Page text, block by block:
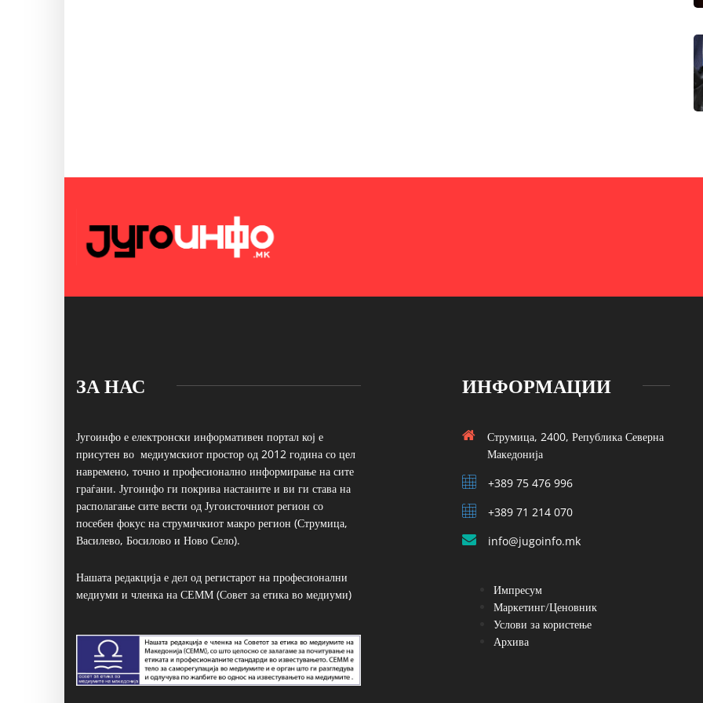
ЗА НАС
Југоинфо е електронски информативен портал кој е
присутен во медиумскиот простор од 2012 година со цел
навремено, точно и професионално информирање на сите
граѓани. Југоинфо ги покрива настаните и ви ги става на
располагање сите вести од Југоисточниот регион со
посебен фокус на струмичкиот макро регион (Струмица,
Василево, Босилово и Ново Село).
Нашата редакција е дел од регистарот на професионални
медиуми и членка на СЕММ (Совет за етика во медиуми)
ИНФОРМАЦИИ
Струмица, 2400, Република Северна
Македонија
+389 75 476 996
+389 71 214 070
info@jugoinfo.mk
Импресум
Маркетинг/Ценовник
Услови за користење
Архива